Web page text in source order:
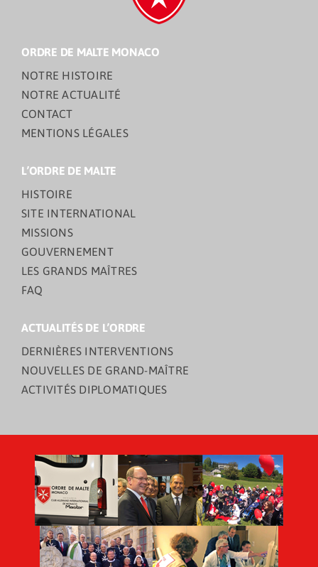
ORDRE DE MALTE MONACO
NOTRE HISTOIRE
NOTRE ACTUALITÉ
CONTACT
MENTIONS LÉGALES
L’ORDRE DE MALTE
HISTOIRE
SITE INTERNATIONAL
MISSIONS
GOUVERNEMENT
LES GRANDS MAÎTRES
FAQ
ACTUALITÉS DE L’ORDRE
DERNIÈRES INTERVENTIONS
NOUVELLES DE GRAND-MAÎTRE
ACTIVITÉS DIPLOMATIQUES